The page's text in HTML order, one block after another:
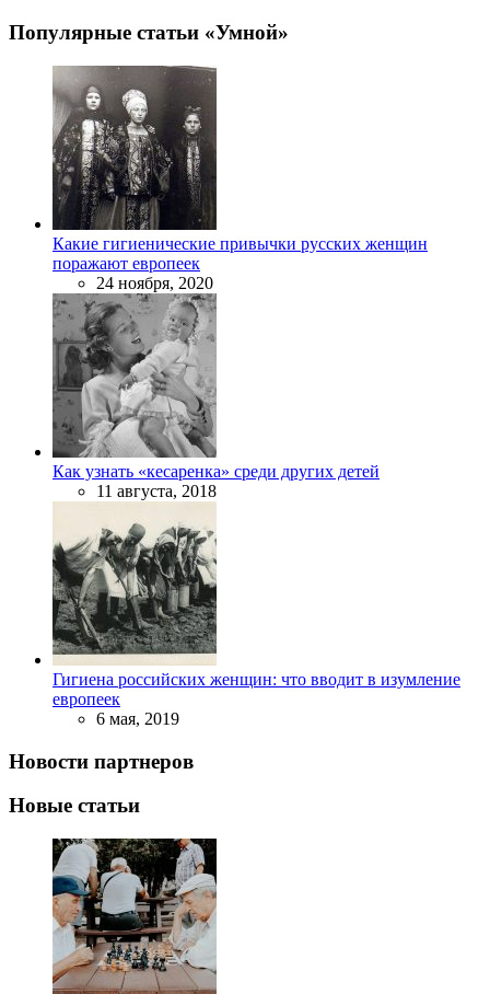
Популярные статьи «Умной»
Какие гигиенические привычки русских женщин
поражают европеек
24 ноября, 2020
Как узнать «кесаренка» среди других детей
11 августа, 2018
Гигиена российских женщин: что вводит в изумление
европеек
6 мая, 2019
Новости партнеров
Новые статьи